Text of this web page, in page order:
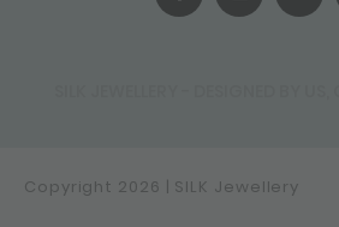
Copyright 2026 | SILK Jewellery